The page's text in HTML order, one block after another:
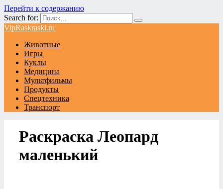
Перейти к содержанию
Search for:
VipRaskraski.ru
Животные
Игры
Куклы
Медицина
Мультфильмы
Продукты
Спецтехника
Транспорт
Раскраска Леопард
маленький